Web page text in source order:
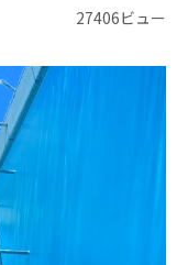
27406ビュー